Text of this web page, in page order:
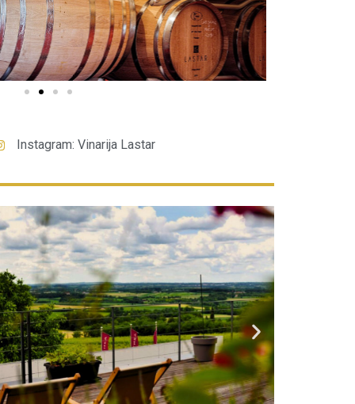
Instagram: Vinarija Lastar